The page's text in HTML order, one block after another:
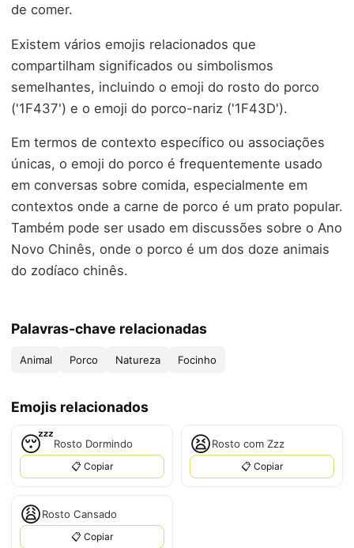
de comer.
Existem vários emojis relacionados que
compartilham significados ou simbolismos
semelhantes, incluindo o emoji do rosto do porco
('1F437') e o emoji do porco-nariz ('1F43D').
Em termos de contexto específico ou associações
únicas, o emoji do porco é frequentemente usado
em conversas sobre comida, especialmente em
contextos onde a carne de porco é um prato popular.
Também pode ser usado em discussões sobre o Ano
Novo Chinês, onde o porco é um dos doze animais
do zodíaco chinês.
Palavras-chave relacionadas
Animal Porco Natureza Focinho
Emojis relacionados
😴Rosto Dormindo
📋 Copiar
😫Rosto com Zzz
📋 Copiar
😩Rosto Cansado
📋 Copiar